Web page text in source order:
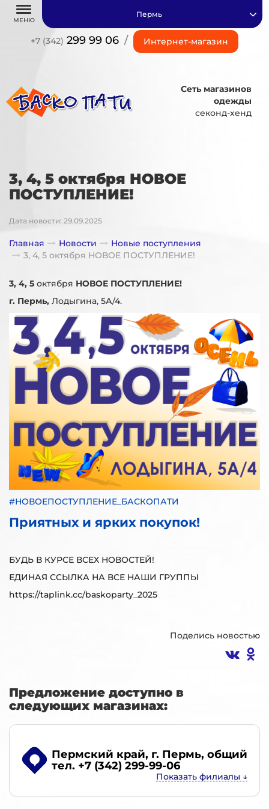
МЕНЮ
+7 (342) 299 99 06 / Интернет-магазин
Пермь
Сеть магазинов
одежды
секонд-хенд
3, 4, 5 октября НОВОЕ
ПОСТУПЛЕНИЕ!
Дата новости: 29.09.2025
Главная Новости
Новые поступления
3, 4, 5 октября НОВОЕ ПОСТУПЛЕНИЕ!
3, 4, 5 октября НОВОЕ ПОСТУПЛЕНИЕ!
г. Пермь, Лодыгина, 5А/4.
#НОВОЕПОСТУПЛЕНИЕ_БАСКОПАТИ
Приятных и ярких покупок!
БУДЬ В КУРСЕ ВСЕХ НОВОСТЕЙ!
ЕДИНАЯ ССЫЛКА НА ВСЕ НАШИ ГРУППЫ
https://taplink.cc/baskoparty_2025
Поделись новостью
Предложение доступно в
следующих магазинах:
Пермский край, г. Пермь, общий
тел. +7 (342) 299-99-06